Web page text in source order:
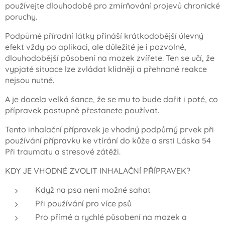
používejte dlouhodobě pro zmírňování projevů chronické
poruchy.
Podpůrné přírodní látky přináší krátkodobější úlevný
efekt vždy po aplikaci, ale důležité je i pozvolné,
dlouhodobější působení na mozek zvířete. Ten se učí, že
vypjaté situace lze zvládat klidněji a přehnané reakce
nejsou nutné.
A je docela velká šance, že se mu to bude dařit i poté, co
přípravek postupně přestanete používat.
Tento inhalační přípravek je vhodný podpůrný prvek při
používání přípravku ke vtírání do kůže a srsti Láska 54
Při traumatu a stresové zátěži.
KDY JE VHODNÉ ZVOLIT INHALAČNÍ PŘÍPRAVEK?
Když na psa není možné sahat
Při používání pro více psů
Pro přímé a rychlé působení na mozek a